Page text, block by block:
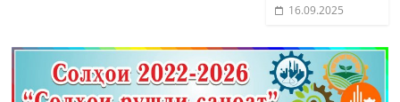
16.09.2025